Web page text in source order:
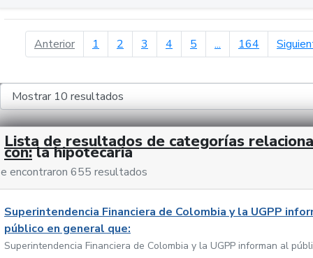
Anteriorpágina anterior
1 2 3 4 5 ... 164
Lista de resultados de categorías
con: la hipotecaria
encontraron 655 resultados
Superintendencia Financiera de Colombia y la UGPP
público en general que:
Superintendencia Financiera de Colombia y la UGPP informan al